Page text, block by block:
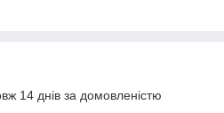
14 днів за домовленістю